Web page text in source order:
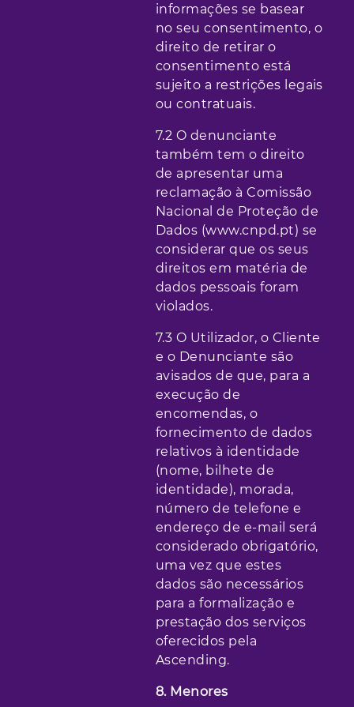
informações se basear
no seu consentimento, o
direito de retirar o
consentimento está
sujeito a restrições legais
ou contratuais.
7.2 O denunciante
também tem o direito
de apresentar uma
reclamação à Comissão
Nacional de Proteção de
Dados (www.cnpd.pt) se
considerar que os seus
direitos em matéria de
dados pessoais foram
violados.
7.3 O Utilizador, o Cliente
e o Denunciante são
avisados de que, para a
execução de
encomendas, o
fornecimento de dados
relativos à identidade
(nome, bilhete de
identidade), morada,
número de telefone e
endereço de e-mail será
considerado obrigatório,
uma vez que estes
dados são necessários
para a formalização e
prestação dos serviços
oferecidos pela
Ascending.
8. Menores